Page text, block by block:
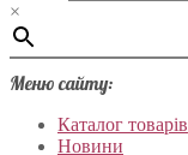
×
Меню сайту:
Каталог товарів
Новини